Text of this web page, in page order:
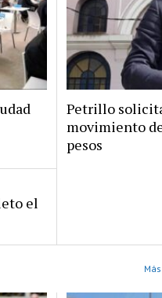
Petrillo
movimiento
pesos
el